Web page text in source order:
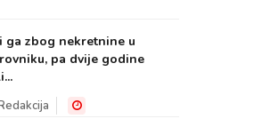
ga zbog nekretnine u
pa dvije godine